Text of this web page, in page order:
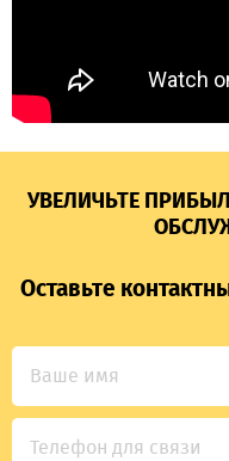
УВЕЛИЧЬТЕ
Оставьте